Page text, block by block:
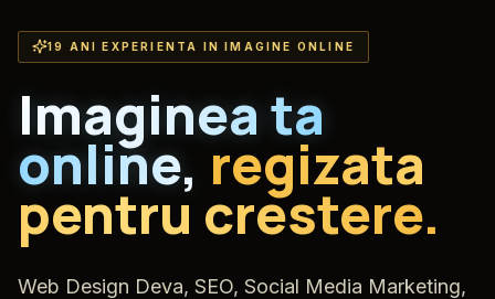
19 ANI EXPERIENTA IN IMAGINE ONLINE
Imaginea ta
online, regizata
pentru crestere.
Web Design Deva, SEO, Social Media Marketing,